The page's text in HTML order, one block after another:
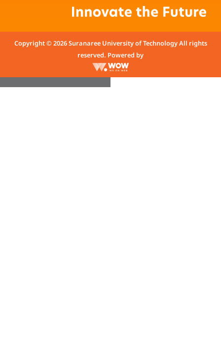
Copyright © 2026 Suranaree University of Technology All rights
reserved. Powered by